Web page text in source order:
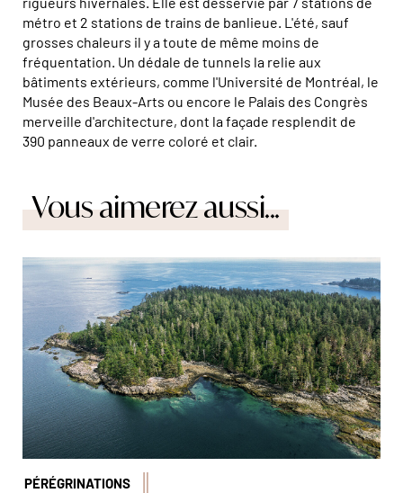
métro et 2 stations de trains de banlieue. L'été, sauf
grosses chaleurs il y a toute de même moins de
fréquentation. Un dédale de tunnels la relie aux
bâtiments extérieurs, comme l'Université de Montréal, le
Musée des Beaux-Arts ou encore le Palais des Congrès
merveille d'architecture, dont la façade resplendit de
390 panneaux de verre coloré et clair.
Vous aimerez aussi...
© Destination BC/JF Bergeron
PÉRÉGRINATIONS